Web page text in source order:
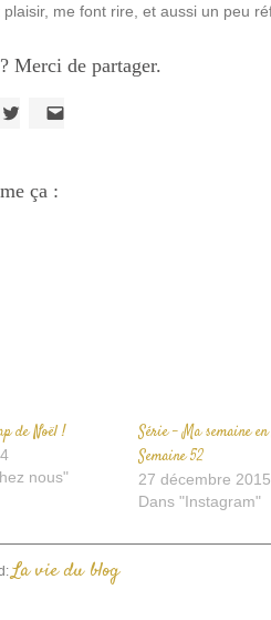
me font rire, et aussi un peu
Merci de partager.
Twitter(ouvre
dans
lien
par
ça :
de Noël !
nous"
Série – Ma semaine
Semaine 52
27 décembre 2015
Dans "Instagram"
La vie du blog